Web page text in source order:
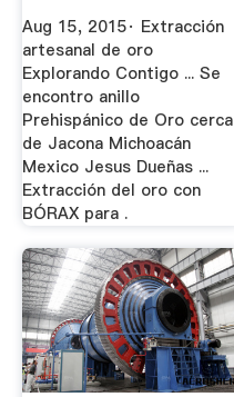
Aug 15, 2015· Extracción
artesanal de oro
Explorando Contigo ... Se
encontro anillo
Prehispánico de Oro cerca
de Jacona Michoacán
Mexico Jesus Dueñas ...
Extracción del oro con
BÓRAX para .